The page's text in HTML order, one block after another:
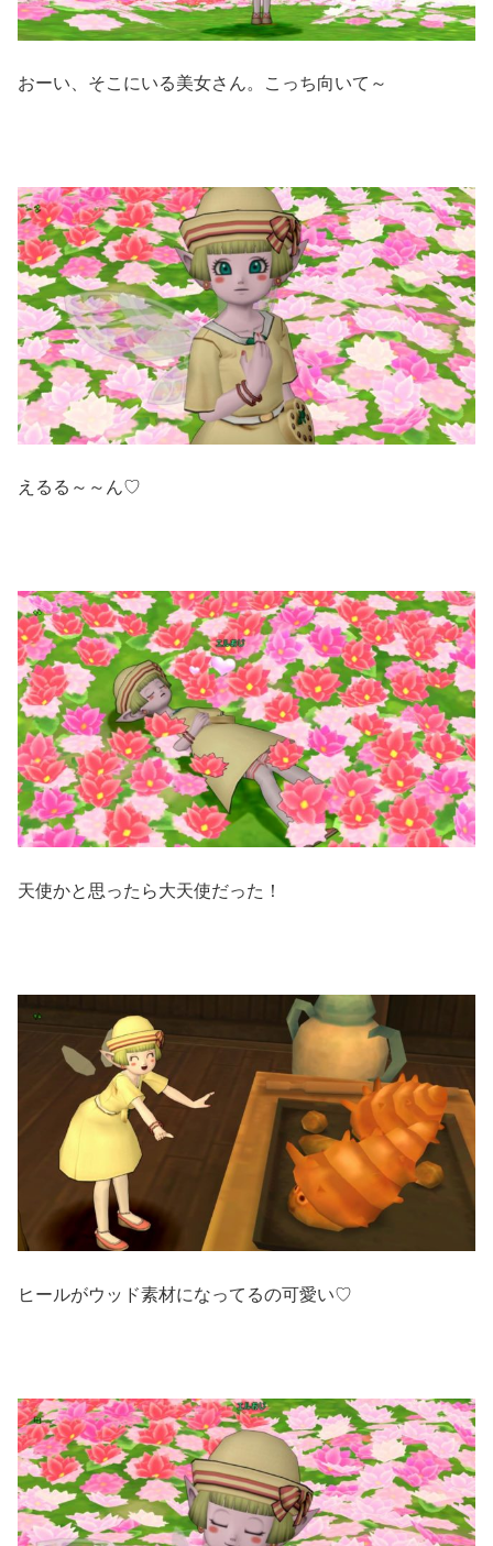
おーい、そこにいる美女さん。こっち向いて～
えるる～～ん♡
天使かと思ったら大天使だった！
ヒールがウッド素材になってるの可愛い♡